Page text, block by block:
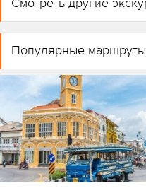
Смотреть другие
Популярные маршруты